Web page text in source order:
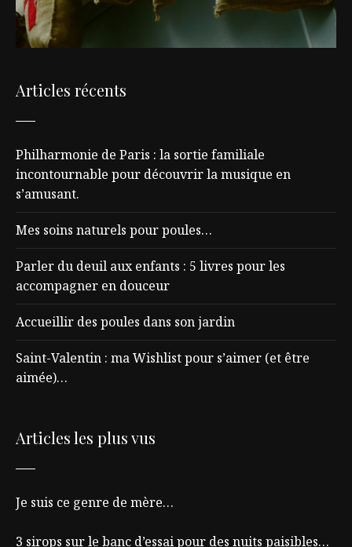
Articles récents
Philharmonie de Paris : la sortie familiale
incontournable pour découvrir la musique en
s’amusant.
Mes soins naturels pour poules…
Parler du deuil aux enfants : 5 livres pour les
accompagner en douceur
Accueillir des poules dans son jardin
Saint-Valentin : ma Wishlist pour s’aimer (et être
aimée)…
Articles les plus vus
Je suis ce genre de mère…
3 sirops sur le banc d’essai pour des nuits paisibles…